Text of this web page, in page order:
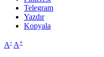
Telegram
Yazdır
Kopyala
A- A+